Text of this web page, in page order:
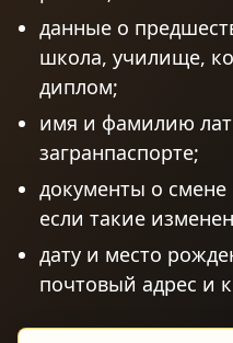
данные о
школа, училище,
диплом;
имя и фамилию
загранпаспорте;
документы о
если такие
дату и место
почтовый адрес и